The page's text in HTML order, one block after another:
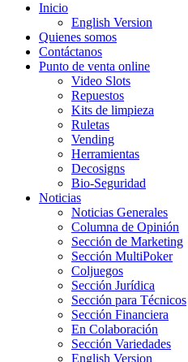
Inicio
English Version
Quienes somos
Contáctanos
Punto de venta online
Video Slots
Repuestos
Kits de limpieza
Ruletas
Vending
Herramientas
Decosigns
Bio-Seguridad
Noticias
Noticias Generales
Columna de Opinión
Sección de Marketing
Sección MultiPoker
Coljuegos
Sección Jurídica
Sección para Técnicos
Sección Financiera
En Colaboración
Sección Variedades
English Version